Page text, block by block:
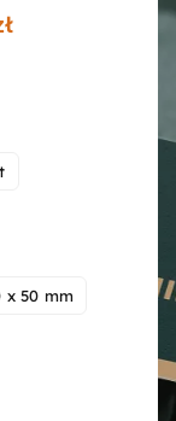
Zakres
x 50 mm